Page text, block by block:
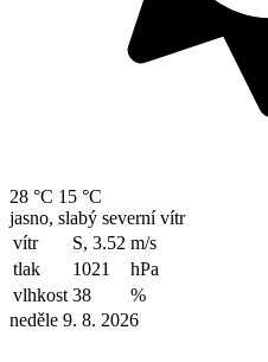
28 °C 15 °C
jasno, slabý severní vítr
vítr
S, 3.52 m/s
tlak
1021
hPa
vlhkost 38
%
neděle 9. 8. 2026